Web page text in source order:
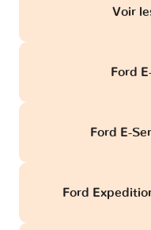
Voir
Ford
Ford E-
Ford